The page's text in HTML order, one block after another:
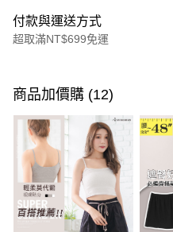
付款與運送方式
超取滿NT$699免運
信用卡一次付款
超商取貨付款
LINE Pay
Apple Pay
街口支付
商品加價購 (12)